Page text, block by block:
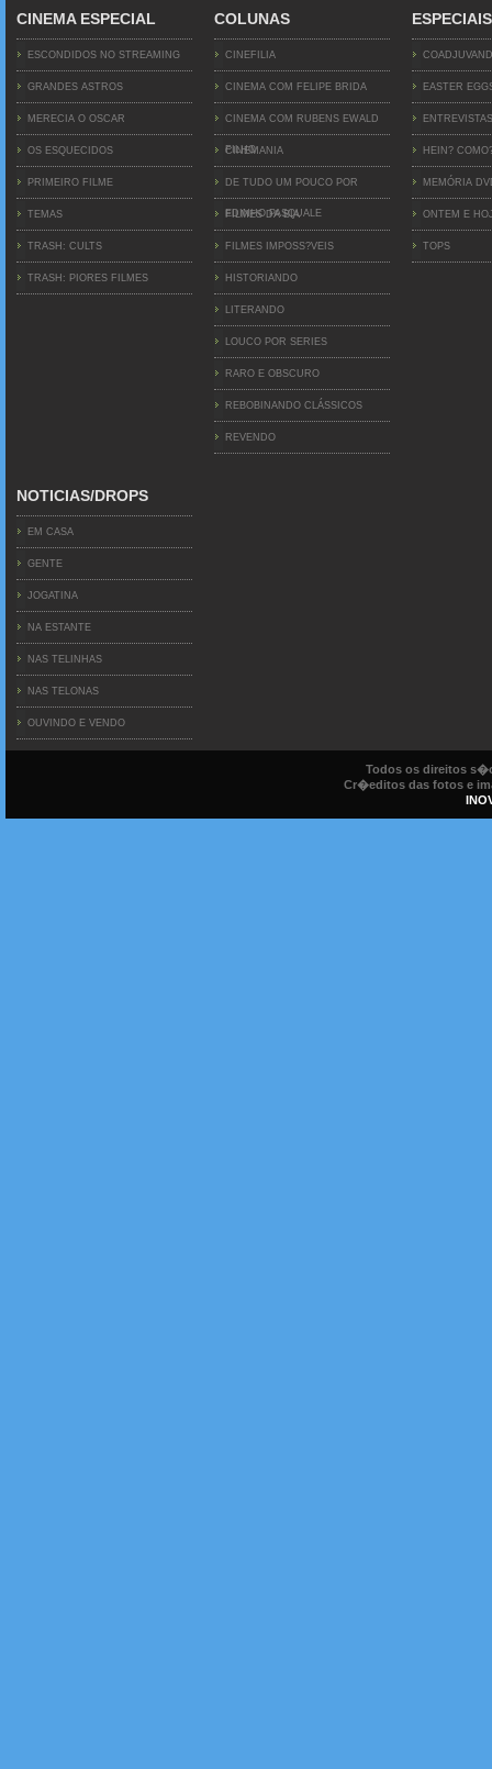
CINEMA ESPECIAL
ESCONDIDOS NO STREAMING
GRANDES ASTROS
MERECIA O OSCAR
OS ESQUECIDOS
PRIMEIRO FILME
TEMAS
TRASH: CULTS
TRASH: PIORES FILMES
COLUNAS
CINEFILIA
CINEMA COM FELIPE BRIDA
CINEMA COM RUBENS EWALD
FILHO
CINEMANIA
DE TUDO UM POUCO POR
EDINHO PASQUALE
FILMES DA BIA
FILMES IMPOSS?VEIS
HISTORIANDO
LITERANDO
LOUCO POR SERIES
RARO E OBSCURO
REBOBINANDO CLÁSSICOS
REVENDO
ESPECIAIS
EASTER
ENTREVISTAS
HEIN?
MEMÓRIA
ONTEM E
TOPS
NOTICIAS/DROPS
EM CASA
GENTE
JOGATINA
NA ESTANTE
NAS TELINHAS
NAS TELONAS
OUVINDO E VENDO
Todos os direitos
Cr�editos das fotos e